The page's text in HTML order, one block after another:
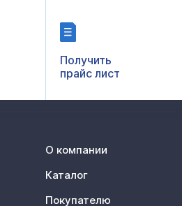
Получить
прайс лист
О компании
Каталог
Покупателю